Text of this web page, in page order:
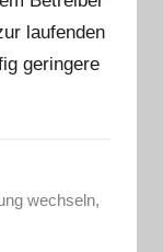
laufenden
geringere
wechseln,